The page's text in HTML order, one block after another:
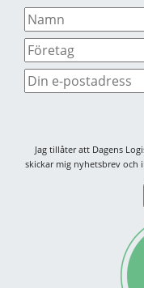
Jag tillåter att Dagens
skickar mig nyhetsbrev